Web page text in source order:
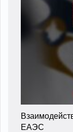
ЕАЭС